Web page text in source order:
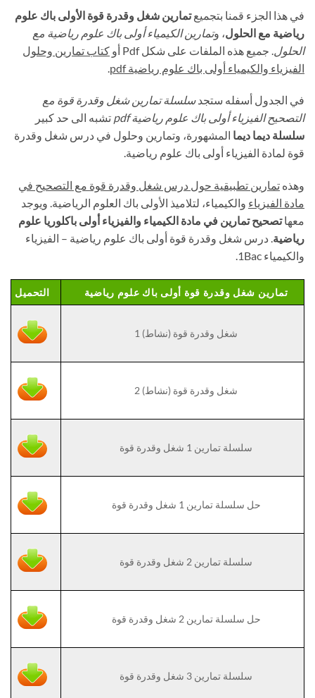
في هذا الجزء قمنا بتجميعتمارين شغل وقدرة قوة الأولى باك علوم
رياضية مع الحلول، وتمارين الكيمياء أولى باك علوم رياضية مع
الحلول . جميع هذه الملفات على شكل Pdf أو
كتاب تمارين وحلول
الفيزياء والكيمياء أولى باك علوم رياضيةpdf
في الجدول أسفله ستجدسلسلة تمارين شغل وقدرة قوة مع
التصحيح الفيزياء أولى باك علوم رياضية pdf
تشبه الى حد كبير
سلسلة ديما ديما المشهورة، وتمارين وحلول في درس شغل وقدرة
قوة لمادة الفيزياء أولى باك علوم رياضية.
وهذه تمارين تطبيقية حول درس شغل وقدرة قوة مع التصحيح في
مادة الفيزياء والكيمياء، لتلاميذ الأولى باك العلوم الرياضية. ويوجد
معهاتصحيح تمارين في مادة الكيمياء والفيزياء أولى باكلوريا علوم
رياضية. درس شغل وقدرة قوة أولى باك علوم رياضية – الفيزياء
والكيمياء 1Bac.
تمارين شغل وقدرة قوة أولى باك علوم رياضية التحميل
شغل وقدرة قوة (نشاط) 1
شغل وقدرة قوة (نشاط) 2
سلسلة تمارين 1 شغل وقدرة قوة
حل سلسلة تمارين 1 شغل وقدرة قوة
سلسلة تمارين 2 شغل وقدرة قوة
حل سلسلة تمارين 2 شغل وقدرة قوة
سلسلة تمارين 3 شغل وقدرة قوة